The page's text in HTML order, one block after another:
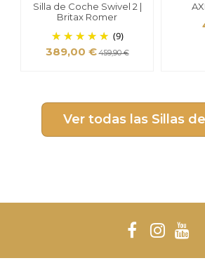
Silla de Coche Swivel 2 |
Britax Romer
(9)
389,00 € 459,90 €
Britax Römer KidFix Pro
Axkid
BeSafe iZi Flex Fix 2 I Size
Ver todas las Sillas